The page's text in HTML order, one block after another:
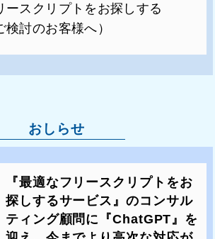
ースクリプトをお探しする
討のお客様へ）
おしらせ
『最適なフリースクリプトをお
探しするサービス』のコンサル
ティング顧問に『ChatGPT』を